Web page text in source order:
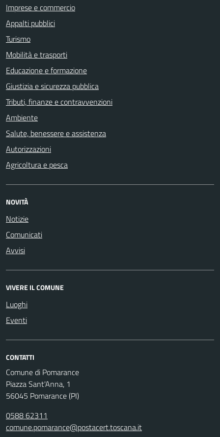
Imprese e commercio
Appalti pubblici
Turismo
Mobilità e trasporti
Educazione e formazione
Giustizia e sicurezza pubblica
Tributi, finanze e contravvenzioni
Ambiente
Salute, benessere e assistenza
Autorizzazioni
Agricoltura e pesca
NOVITÀ
Notizie
Comunicati
Avvisi
VIVERE IL COMUNE
Luoghi
Eventi
CONTATTI
Comune di Pomarance
Piazza Sant'Anna, 1
56045 Pomarance (PI)
0588 62311
comune.pomarance@postacert.toscana.it